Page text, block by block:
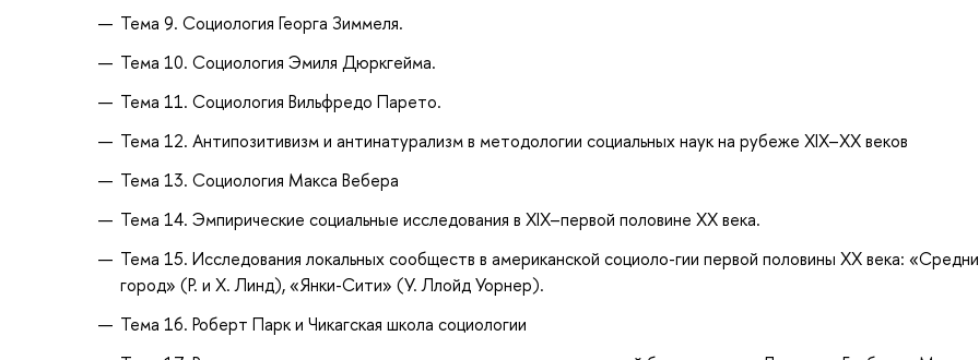
Тема 9. Социология Георга Зиммеля.
Тема 10. Социология Эмиля Дюркгейма.
Тема 11. Социология Вильфредо Парето.
Тема 12. Антипозитивизм и антинатурализм в методологии социальных наук на рубеже XIX–ХХ веков
Тема 13. Социология Макса Вебера
Тема 14. Эмпирические социальные исследования в XIX–первой половине ХХ века.
Тема 15. Исследования локальных сообществ в американской социоло-гии первой половины ХХ века:
город» (Р. и Х. Линд), «Янки-Сити» (У. Ллойд Уорнер).
Тема 16. Роберт Парк и Чикагская школа социологии